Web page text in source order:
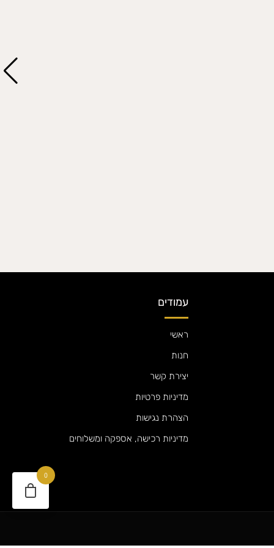
עמודים
ראשי
חנות
יצירת קשר
מדיניות פרטיות
הצהרת נגישות
מדיניות רכישה, אספקה ומשלוחים
0